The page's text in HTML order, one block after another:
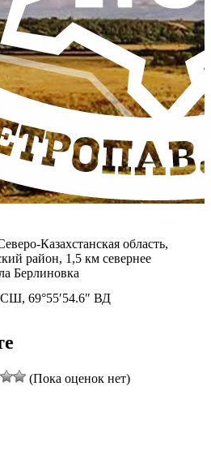
Казахстанская область,
район, 1,5 км севернее
Берлиновка
СШ, 69°55′54.6″ ВД
(Пока оценок нет)